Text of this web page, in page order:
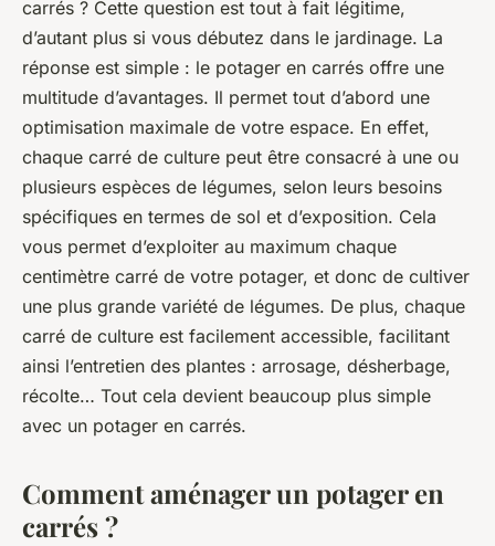
carrés ? Cette question est tout à fait légitime,
d’autant plus si vous débutez dans le jardinage. La
réponse est simple : le potager en carrés offre une
multitude d’avantages. Il permet tout d’abord une
optimisation maximale de votre espace. En effet,
chaque carré de culture peut être consacré à une ou
plusieurs espèces de légumes, selon leurs besoins
spécifiques en termes de sol et d’exposition. Cela
vous permet d’exploiter au maximum chaque
centimètre carré de votre potager, et donc de cultiver
une plus grande variété de légumes. De plus, chaque
carré de culture est facilement accessible, facilitant
ainsi l’entretien des plantes : arrosage, désherbage,
récolte… Tout cela devient beaucoup plus simple
avec un potager en carrés.
Comment aménager un potager en
carrés ?